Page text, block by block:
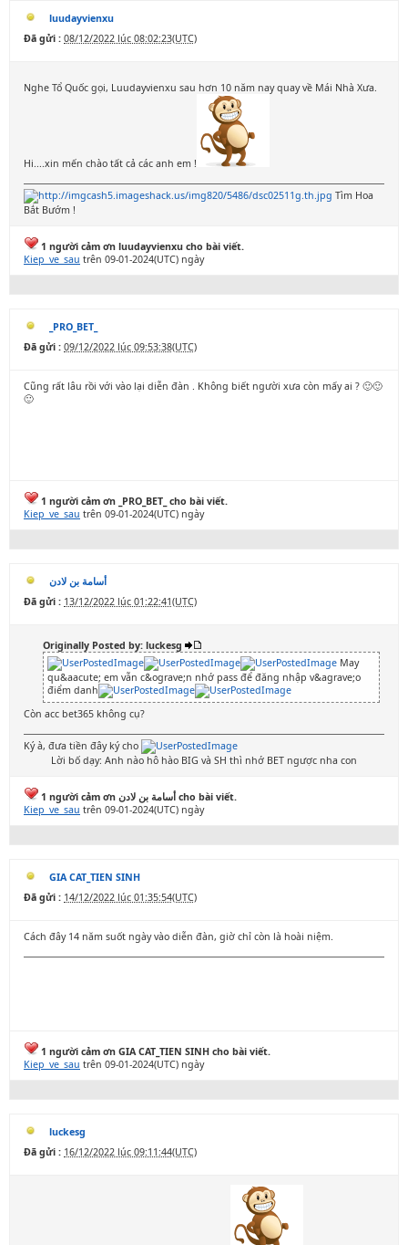
luudayvienxu
Đã gửi : 08/12/2022 lúc 08:02:23(UTC)
Nghe Tổ Quốc gọi, Luudayvienxu sau hơn 10 năm nay quay về Mái Nhà Xưa.
Hi....xin mến chào tất cả các anh em !
Tìm Hoa
Bắt Bướm !
1 người cảm ơn luudayvienxu cho bài viết.
Kiep_ve_sau trên 09-01-2024(UTC) ngày
_PRO_BET_
Đã gửi : 09/12/2022 lúc 09:53:38(UTC)
Cũng rất lâu rồi với vào lại diễn đàn . Không biết người xưa còn mấy ai ? 🙂🙂
🙂
1 người cảm ơn _PRO_BET_ cho bài viết.
Kiep_ve_sau trên 09-01-2024(UTC) ngày
أسامة بن لادن
Đã gửi : 13/12/2022 lúc 01:22:41(UTC)
Originally Posted by: luckesg
May
qu&aacute; em vẫn c&ograve;n nhớ pass để đăng nhập v&agrave;o
điểm danh
Còn acc bet365 không cụ?
Ký à, đưa tiền đây ký cho
Lời bố dạy: Anh nào hô hào BIG và SH thì nhớ BET ngược nha con
1 người cảm ơn أسامة بن لادن cho bài viết.
Kiep_ve_sau trên 09-01-2024(UTC) ngày
GIA CAT_TIEN SINH
Đã gửi : 14/12/2022 lúc 01:35:54(UTC)
Cách đây 14 năm suốt ngày vào diễn đàn, giờ chỉ còn là hoài niệm.
1 người cảm ơn GIA CAT_TIEN SINH cho bài viết.
Kiep_ve_sau trên 09-01-2024(UTC) ngày
luckesg
Đã gửi : 16/12/2022 lúc 09:11:44(UTC)